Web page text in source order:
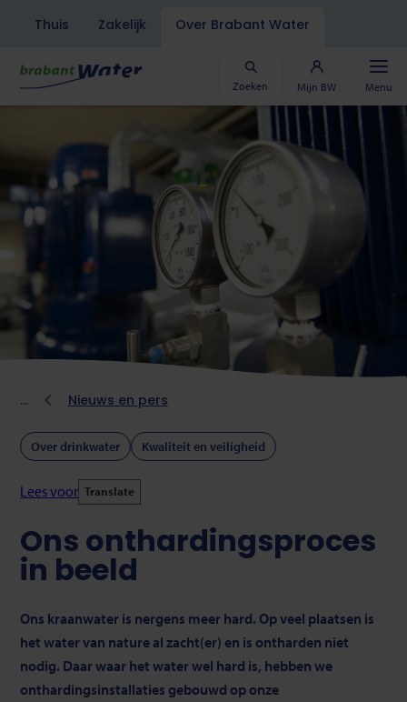
Overslaan
naar
de
Thuis Zakelijk Over Brabant Water
Zoeken Mijn BW Menu
Kruimelpad
Nieuws en pers
Over drinkwater Kwaliteit en veiligheid
Lees voor Translate
Ons onthardingsproces
in beeld
Ons kraanwater is nergens meer hard. Op veel plaatsen is
het water van nature al zacht(er) en is ontharden niet
nodig. Daar waar het water wel hard is, hebben we
onthardingsinstallaties gebouwd op onze